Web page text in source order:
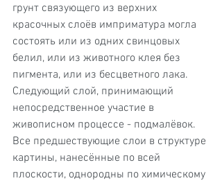
грунт связующего из верхних
красочных слоёв имприматура могла
состоять или из одних свинцовых
белил, или из животного клея без
пигмента, или из бесцветного лака.
Следующий слой, принимающий
непосредственное участие в
живописном процессе - подмалёвок.
Все предшествующие слои в структуре
картины, нанесённые по всей
плоскости, однородны по химическому